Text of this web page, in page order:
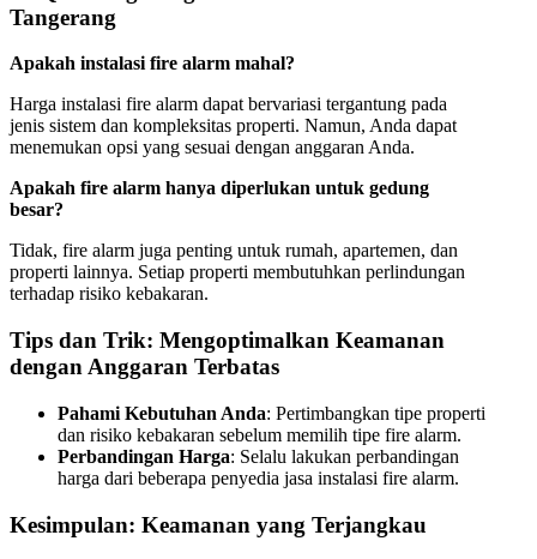
Tangerang
Apakah instalasi fire alarm mahal?
Harga instalasi fire alarm dapat bervariasi tergantung pada
jenis sistem dan kompleksitas properti. Namun, Anda dapat
menemukan opsi yang sesuai dengan anggaran Anda.
Apakah fire alarm hanya diperlukan untuk gedung
besar?
Tidak, fire alarm juga penting untuk rumah, apartemen, dan
properti lainnya. Setiap properti membutuhkan perlindungan
terhadap risiko kebakaran.
Tips dan Trik: Mengoptimalkan Keamanan
dengan Anggaran Terbatas
Pahami Kebutuhan Anda: Pertimbangkan tipe properti
dan risiko kebakaran sebelum memilih tipe fire alarm.
Perbandingan Harga: Selalu lakukan perbandingan
harga dari beberapa penyedia jasa instalasi fire alarm.
Kesimpulan: Keamanan yang Terjangkau